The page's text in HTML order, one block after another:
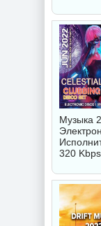
Музыка
320